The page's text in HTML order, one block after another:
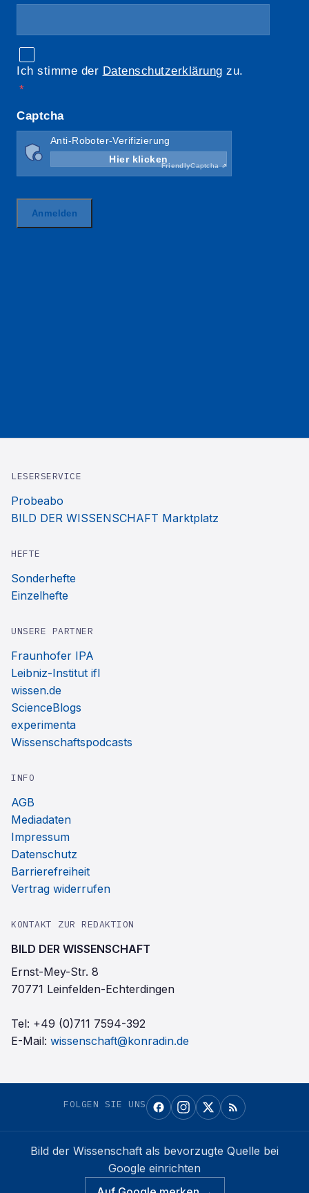
LESERSERVICE
Probeabo
BILD DER WISSENSCHAFT Marktplatz
HEFTE
Sonderhefte
Einzelhefte
UNSERE PARTNER
Fraunhofer IPA
Leibniz-Institut ifl
wissen.de
ScienceBlogs
experimenta
Wissenschaftspodcasts
INFO
AGB
Mediadaten
Impressum
Datenschutz
Barrierefreiheit
Vertrag widerrufen
KONTAKT ZUR REDAKTION
BILD DER WISSENSCHAFT
Ernst-Mey-Str. 8
70771 Leinfelden-Echterdingen
Tel: +49 (0)711 7594-392
E-Mail: wissenschaft@konradin.de
FOLGEN SIE UNS
Bild der Wissenschaft als bevorzugte Quelle bei
Google einrichten